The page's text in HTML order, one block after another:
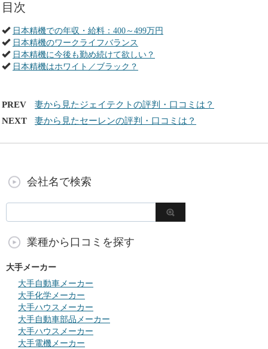
目次
日本精機での年収・給料：400～499万円
日本精機のワークライフバランス
日本精機に今後も勤め続けて欲しい？
日本精機はホワイト／ブラック？
PREV
妻から見たジェイテクトの評判・口コミは？
NEXT
妻から見たセーレンの評判・口コミは？
会社名で検索
業種から口コミを探す
大手メーカー
大手自動車メーカー
大手化学メーカー
大手ハウスメーカー
大手自動車部品メーカー
大手ハウスメーカー
大手電機メーカー